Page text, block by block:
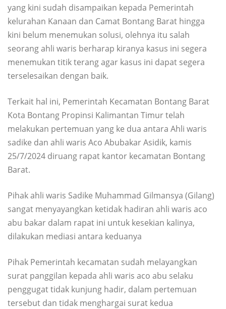
yang kini sudah disampaikan kepada Pemerintah
kelurahan Kanaan dan Camat Bontang Barat hingga
kini belum menemukan solusi, olehnya itu salah
seorang ahli waris berharap kiranya kasus ini segera
menemukan titik terang agar kasus ini dapat segera
terselesaikan dengan baik.
Terkait hal ini, Pemerintah Kecamatan Bontang Barat
Kota Bontang Propinsi Kalimantan Timur telah
melakukan pertemuan yang ke dua antara Ahli waris
sadike dan ahli waris Aco Abubakar Asidik, kamis
25/7/2024 diruang rapat kantor kecamatan Bontang
Barat.
Pihak ahli waris Sadike Muhammad Gilmansya (Gilang)
sangat menyayangkan ketidak hadiran ahli waris aco
abu bakar dalam rapat ini untuk kesekian kalinya,
dilakukan mediasi antara keduanya
Pihak Pemerintah kecamatan sudah melayangkan
surat panggilan kepada ahli waris aco abu selaku
penggugat tidak kunjung hadir, dalam pertemuan
tersebut dan tidak menghargai surat kedua